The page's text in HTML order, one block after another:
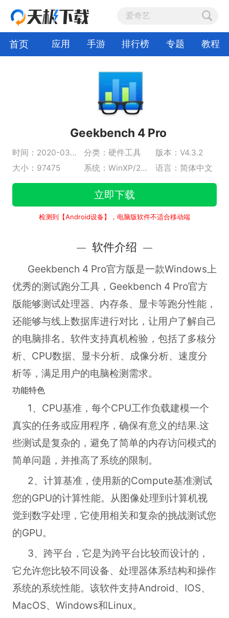
首页 应用 手游 排行榜 专题 教程
Geekbench 4 Pro
时间：2020-03-31 分类：硬件工具
版本：V4.3.2
大小：97475
系统：WinXP/2000/vista/Win7/Win8/Win10 语言：简体中文
立即下载
检测到【Android设备】，电脑版软件不适合移动端
软件介绍
Geekbench 4 Pro官方版是一款Windows上
优秀的测试跑分工具，Geekbench 4 Pro官方
版能够测试处理器、内存条、显卡等跑分性能，
还能够与线上数据库进行对比，让用户了解自己
的电脑排名。软件支持真机检验，包括了多核分
析、CPU数据、显卡分析、成像分析、速度分
析等，满足用户的电脑检测需求。
功能特色
1、CPU基准，每个CPU工作负载建模一个
真实的任务或应用程序，确保有意义的结果.这
些测试是复杂的，避免了简单的内存访问模式的
简单问题，并推高了系统的限制。
2、计算基准，使用新的Compute基准测试
您的GPU的计算性能。从图像处理到计算机视
觉到数字处理，它使用相关和复杂的挑战测试您
的GPU。
3、跨平台，它是为跨平台比较而设计的，
它允许您比较不同设备、处理器体系结构和操作
系统的系统性能。该软件支持Android、IOS、
MacOS、Windows和Linux。